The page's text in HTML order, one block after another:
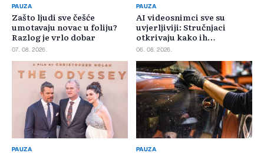
PAUZA
Zašto ljudi sve češće
umotavaju novac u foliju?
Razlog je vrlo dobar
07. 08. 2026.
PAUZA
AI videosnimci sve su
uvjerljiviji: Stručnjaci
otkrivaju kako ih
prepoznati
06. 08. 2026.
PAUZA PAUZA